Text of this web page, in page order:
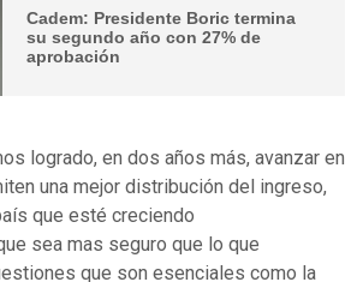
Cadem: Presidente Boric termina
su segundo año con 27% de
aprobación
logrado, en dos años más, avanzar en
una mejor distribución del ingreso,
que esté creciendo
sea mas seguro que lo que
que son esenciales como la